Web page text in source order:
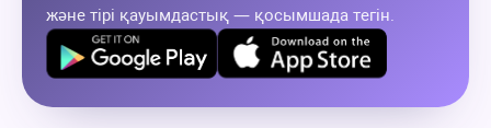
және тірі қауымдастық — қосымшада тегін.